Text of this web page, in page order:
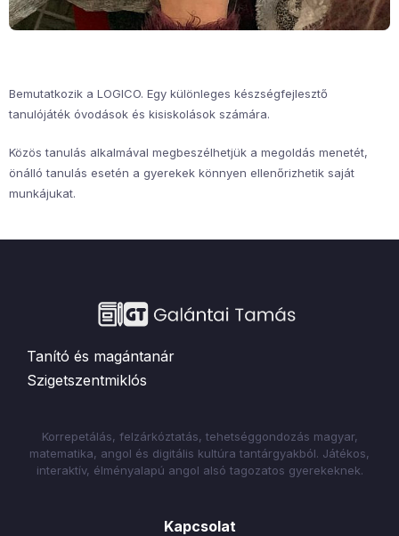
Bemutatkozik a LOGICO. Egy különleges készségfejlesztő
tanulójáték óvodások és kisiskolások számára.
Közös tanulás alkalmával megbeszélhetjük a megoldás menetét,
önálló tanulás esetén a gyerekek könnyen ellenőrizhetik saját
munkájukat.
Tanító és magántanár
Szigetszentmiklós
Korrepetálás, felzárkóztatás, tehetséggondozás magyar,
matematika, angol és digitális kultúra tantárgyakból. Játékos,
interaktív, élményalapú angol alsó tagozatos gyerekeknek.
Kapcsolat